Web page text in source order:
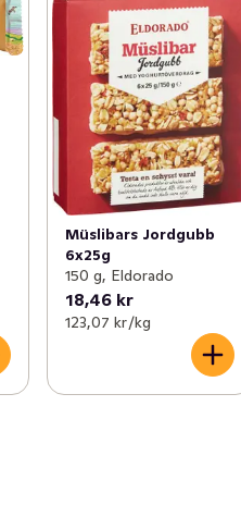
Müslibars Jordgubb
6x25g
150 g, Eldorado
18,46 kr
123,07 kr /kg